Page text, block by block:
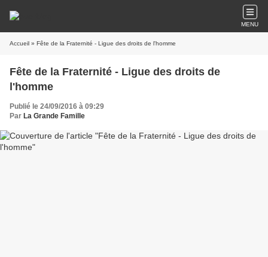
MENU
Accueil » Fête de la Fraternité - Ligue des droits de l'homme
Fête de la Fraternité - Ligue des droits de
l'homme
Publié le 24/09/2016 à 09:29
Par La Grande Famille